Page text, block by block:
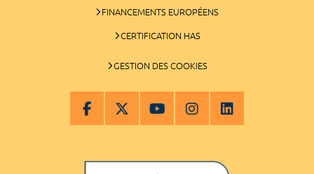
FINANCEMENTS EUROPÉENS
CERTIFICATION HAS
GESTION DES COOKIES